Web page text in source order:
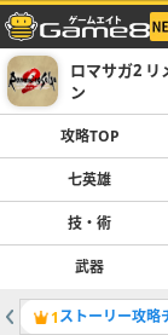
ロマサガ2 リ
ン
攻略TOP
七英雄
技・術
武器
1ストーリー攻略